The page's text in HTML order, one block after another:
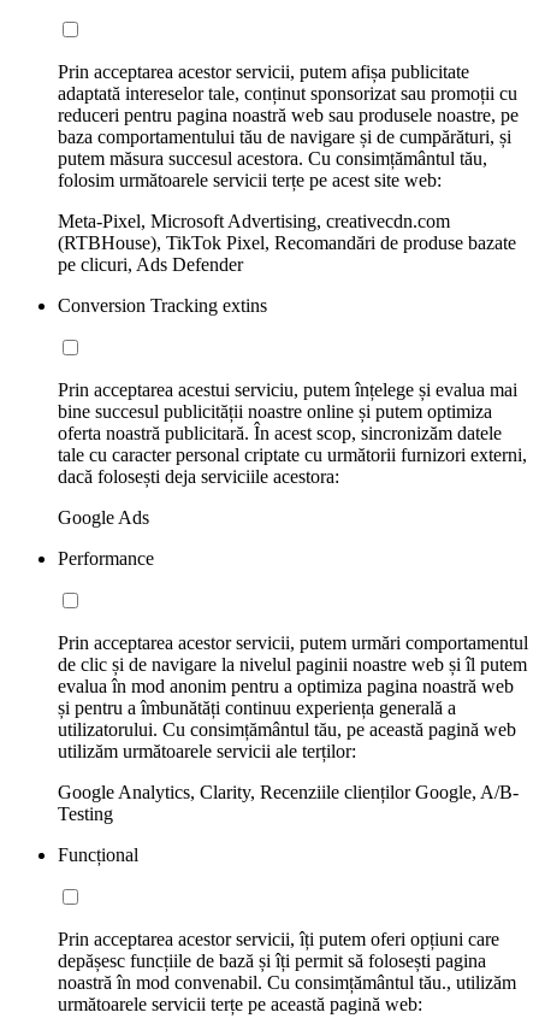
Prin acceptarea acestor servicii, putem afișa publicitate
adaptată intereselor tale, conținut sponsorizat sau promoții cu
reduceri pentru pagina noastră web sau produsele noastre, pe
baza comportamentului tău de navigare și de cumpărături, și
putem măsura succesul acestora. Cu consimțământul tău,
folosim următoarele servicii terțe pe acest site web:
Meta-Pixel, Microsoft Advertising, creativecdn.com
(RTBHouse), TikTok Pixel, Recomandări de produse bazate
pe clicuri, Ads Defender
Conversion Tracking extins
Prin acceptarea acestui serviciu, putem înțelege și evalua mai
bine succesul publicității noastre online și putem optimiza
oferta noastră publicitară. În acest scop, sincronizăm datele
tale cu caracter personal criptate cu următorii furnizori externi,
dacă folosești deja serviciile acestora:
Google Ads
Performance
Prin acceptarea acestor servicii, putem urmări comportamentul
de clic și de navigare la nivelul paginii noastre web și îl putem
evalua în mod anonim pentru a optimiza pagina noastră web
și pentru a îmbunătăți continuu experiența generală a
utilizatorului. Cu consimțământul tău, pe această pagină web
utilizăm următoarele servicii ale terților:
Google Analytics, Clarity, Recenziile clienților Google, A/B-
Testing
Funcțional
Prin acceptarea acestor servicii, îți putem oferi opțiuni care
depășesc funcțiile de bază și îți permit să folosești pagina
noastră în mod convenabil. Cu consimțământul tău., utilizăm
următoarele servicii terțe pe această pagină web: